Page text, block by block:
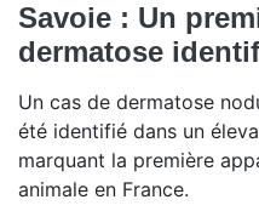
Savoie : Un
dermatose
Un cas de dermatose
été identifié dans un
marquant la première
animale en France.